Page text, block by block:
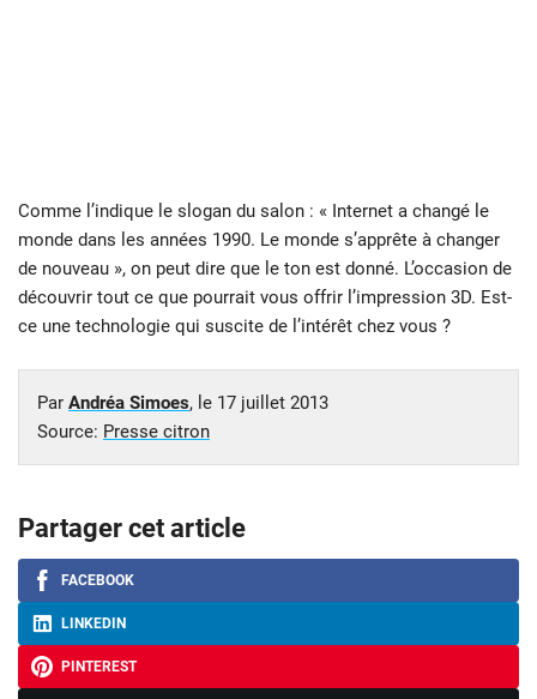
Comme l’indique le slogan du salon : « Internet a changé le
monde dans les années 1990. Le monde s’apprête à changer
de nouveau », on peut dire que le ton est donné. L’occasion de
découvrir tout ce que pourrait vous offrir l’impression 3D. Est-
ce une technologie qui suscite de l’intérêt chez vous ?
Par Andréa Simoes, le 17 juillet 2013
Source: Presse citron
Partager cet article
FACEBOOK
LINKEDIN
PINTEREST